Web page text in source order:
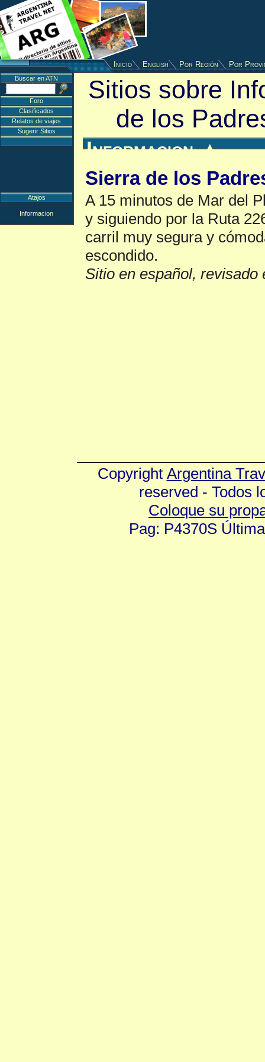
Inicio English Por Región Por
Sitios sobre
de los
Informacion▲
Sierra de los
A 15 minutos de Mar del
y siguiendo por la Ruta
carril muy segura y
escondido.
Sitio en español, revisado
Buscar en ATN
Foro
Clasificados
Relatos de viajes
Sugerir Sitios
Atajos
Informacion
Copyright Argentina
reserved - Todos
Coloque su
Pag: P4370S